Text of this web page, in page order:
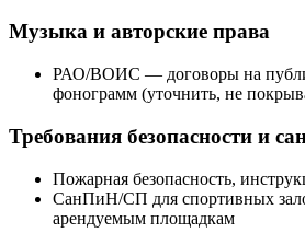
Музыка и авторские права
РАО/ВОИС — договоры на
фонограмм (уточнить, не
Требования безопасности и
Пожарная безопасность,
СанПиН/СП для спортивных
арендуемым площадкам